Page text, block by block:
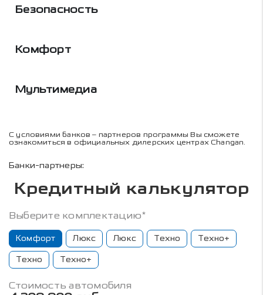
Безопасность
Комфорт
Мультимедиа
С условиями банков – партнеров программы Вы сможете
ознакомиться в официальных дилерских центрах Changan.
Банки-партнеры:
Кредитный калькулятор
Выберите комплектацию*
Комфорт Люкс Люкс Техно Техно+
Техно Техно+
Стоимость автомобиля